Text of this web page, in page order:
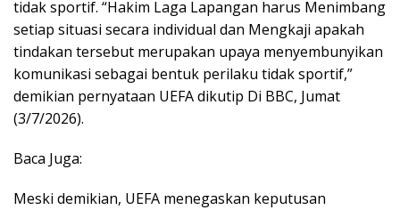
tidak sportif. “Hakim Laga Lapangan harus Menimbang
setiap situasi secara individual dan Mengkaji apakah
tindakan tersebut merupakan upaya menyembunyikan
komunikasi sebagai bentuk perilaku tidak sportif,”
demikian pernyataan UEFA dikutip Di BBC, Jumat
(3/7/2026).
Baca Juga:
Meski demikian, UEFA menegaskan keputusan